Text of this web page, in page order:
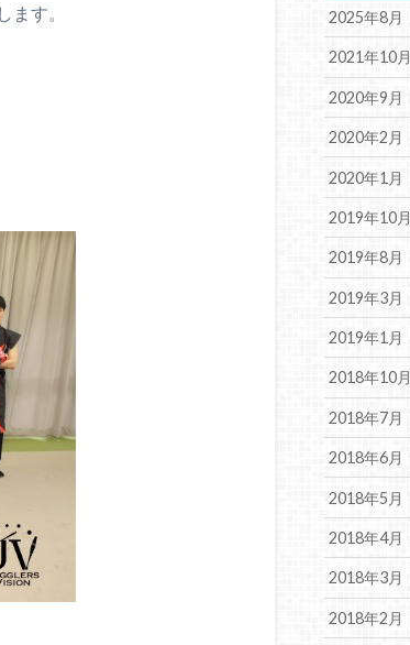
す。 2025年8月
2021年10月
2020年9月
2020年2月
2020年1月
2019年10月
2019年8月
2019年3月
2019年1月
2018年10月
2018年7月
2018年6月
2018年5月
2018年4月
2018年3月
2018年2月